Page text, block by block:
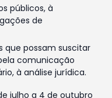
públicos, à
de
que possam suscitar
comunicação
à análise jurídica.
julho a 4 de outubro